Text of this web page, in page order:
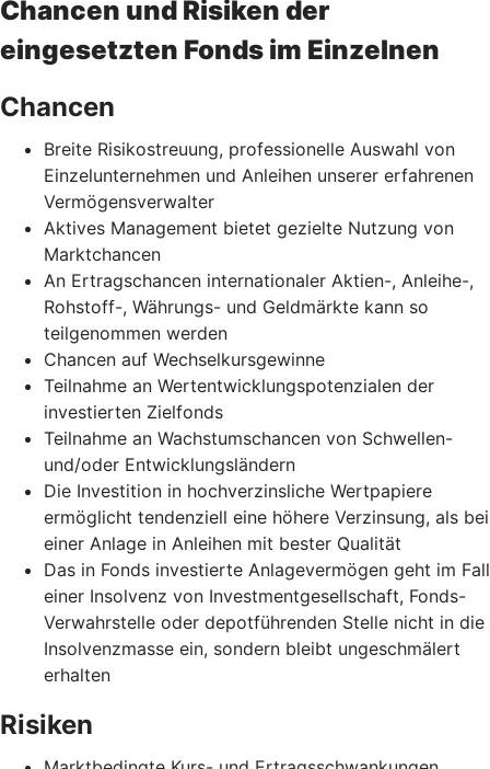
Chancen und Risiken der
eingesetzten Fonds im Einzelnen
Chancen
Breite Risikostreuung, professionelle Auswahl von
Einzelunternehmen und Anleihen unserer erfahrenen
Vermögensverwalter
Aktives Management bietet gezielte Nutzung von
Marktchancen
An Ertragschancen internationaler Aktien-, Anleihe-,
Rohstoff-, Währungs- und Geldmärkte kann so
teilgenommen werden
Chancen auf Wechselkursgewinne
Teilnahme an Wertentwicklungspotenzialen der
investierten Zielfonds
Teilnahme an Wachstumschancen von Schwellen-
und/oder Entwicklungsländern
Die Investition in hochverzinsliche Wertpapiere
ermöglicht tendenziell eine höhere Verzinsung, als bei
einer Anlage in Anleihen mit bester Qualität
Das in Fonds investierte Anlagevermögen geht im Fall
einer Insolvenz von Investmentgesellschaft, Fonds-
Verwahrstelle oder depotführenden Stelle nicht in die
Insolvenzmasse ein, sondern bleibt ungeschmälert
erhalten
Risiken